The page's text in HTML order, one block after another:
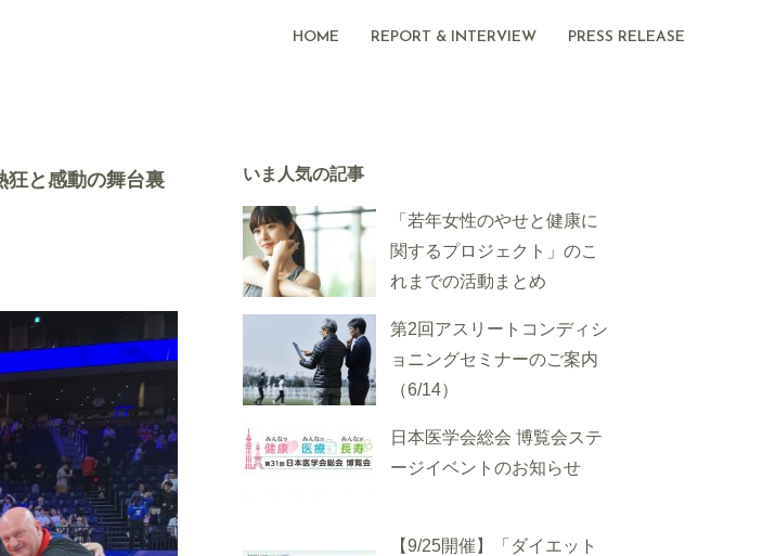
HOME REPORT & INTERVIEW PRESS RELEASE
狂と感動の舞台裏
いま人気の記事
「若年女性のやせと健康に
関するプロジェクト」のこ
れまでの活動まとめ
第2回アスリートコンディシ
ョニングセミナーのご案内
（6/14）
日本医学会総会 博覧会ステ
ージイベントのお知らせ
【9/25開催】「ダイエット